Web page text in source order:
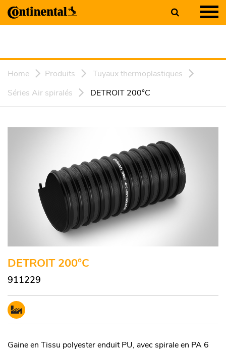
Home Produits
Tuyaux thermoplastiques
Séries Air spiralés
DETROIT 200°C
DETROIT 200°C
911229
Gaine en Tissu polyester enduit PU, avec spirale en PA 6